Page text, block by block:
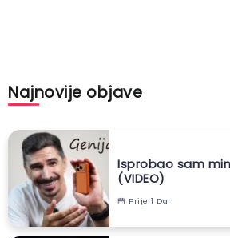
Najnovije objave
Isprobao sam
(VIDEO)
Prije 1 Dan